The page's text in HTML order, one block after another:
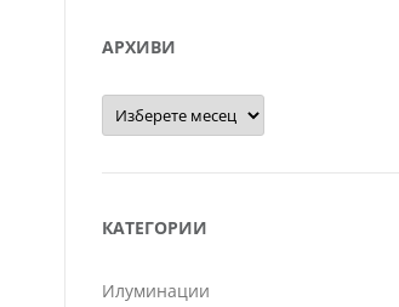
АРХИВИ
Архиви
КАТЕГОРИИ
Илуминации